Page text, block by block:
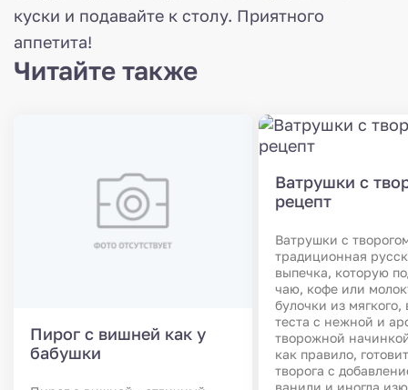
куски и подавайте к столу. Приятного
аппетита!
Читайте также
Пирог с вишней как у
бабушки
Ватрушки с
рецепт
Ватрушки с
традиционная
выпечка, которую
чаю, кофе или
булочки из мягкого,
теста с нежной и
творожной
как правило,
творога с
ванили и иногда